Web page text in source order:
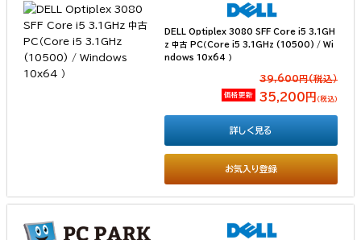
DELL Optiplex 3080 SFF Core i5 3.1GH
z 中古 PC（Core i5 3.1GHz (10500) / Wi
ndows 10x64 ）
39,600円(税込）
価格更新 35,200円 （税込）
お気入り登録
詳しく見る